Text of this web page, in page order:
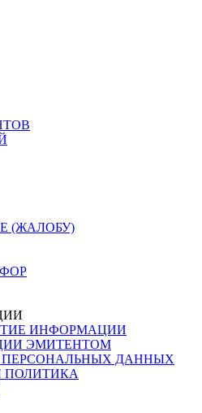
(ЖАЛОБУ)
ИНФОРМАЦИИ
ЭМИТЕНТОМ
ПЕРСОНАЛЬНЫХ ДАННЫХ
ПОЛИТИКА